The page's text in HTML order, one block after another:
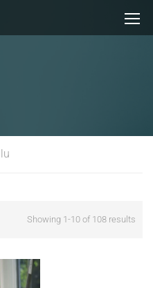
Showing 1-10 of 108 results